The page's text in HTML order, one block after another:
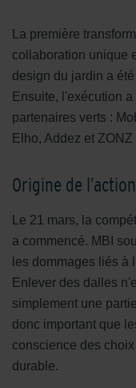
La première
collaboration unique
design du jardin a
Ensuite, l'exécution
partenaires verts :
Elho, Addez et
Origine de l’action
Le 21 mars, la
a commencé. MBI
les dommages liés à
Enlever des dalles
simplement une
donc important que
conscience des
durable.